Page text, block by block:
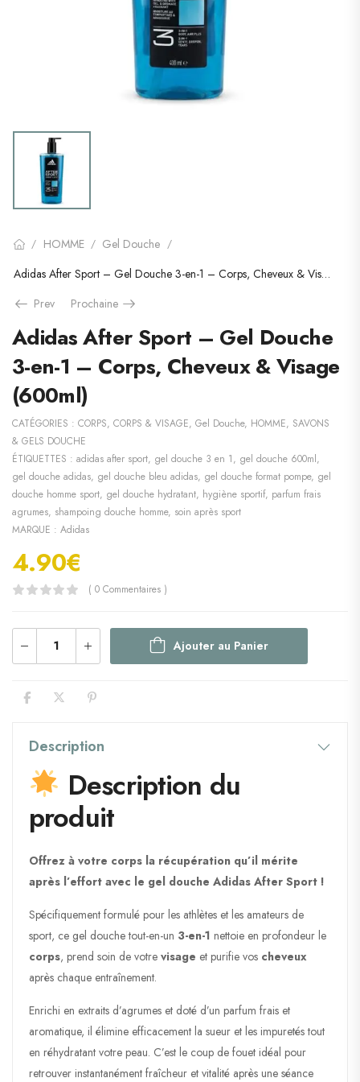
/ HOMME / Gel Douche /
Adidas After Sport – Gel Douche 3-en-1 – Corps, Cheveux & Visage (600ml)
Prev
Prochaine
Adidas After Sport – Gel Douche
3-en-1 – Corps, Cheveux & Visage
(600ml)
CATÉGORIES : CORPS, CORPS & VISAGE, Gel Douche, HOMME, SAVONS
& GELS DOUCHE
ÉTIQUETTES : adidas after sport, gel douche 3 en 1, gel douche 600ml,
gel douche adidas, gel douche bleu adidas, gel douche format pompe, gel
douche homme sport, gel douche hydratant, hygiène sportif, parfum frais
agrumes, shampoing douche homme, soin après sport
MARQUE : Adidas
4.90€
( 0 Commentaires )
Ajouter au Panier
Description
Description du
produit
Offrez à votre corps la récupération qu’il mérite
après l’effort avec le gel douche Adidas After Sport !
Spécifiquement formulé pour les athlètes et les amateurs de
sport, ce gel douche tout-en-un 3-en-1 nettoie en profondeur le
corps, prend soin de votre visage et purifie vos cheveux
après chaque entraînement.
Enrichi en extraits d’agrumes et doté d’un parfum frais et
aromatique, il élimine efficacement la sueur et les impuretés tout
en réhydratant votre peau. C’est le coup de fouet idéal pour
retrouver instantanément fraîcheur et vitalité après une séance